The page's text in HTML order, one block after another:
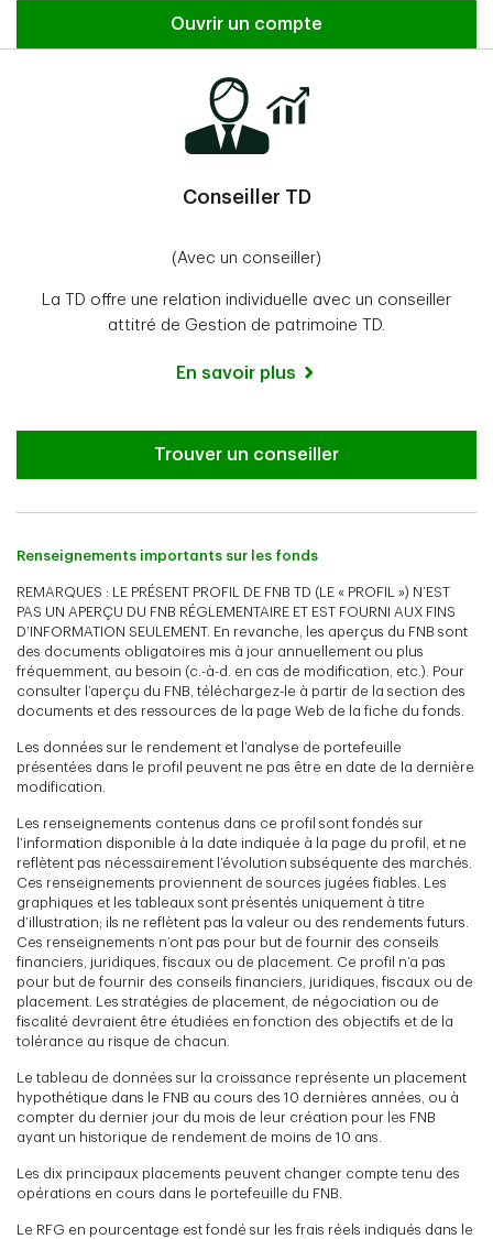
Ouvrir un compte
Conseiller TD
(Avec un conseiller)
La TD offre une relation individuelle avec un conseiller
attitré de Gestion de patrimoine TD.
En savoir plus
Trouver un conseiller
Renseignements importants sur les fonds
REMARQUES : LE PRÉSENT PROFIL DE FNB TD (LE « PROFIL ») N’EST
PAS UN APERÇU DU FNB RÉGLEMENTAIRE ET EST FOURNI AUX FINS
D’INFORMATION SEULEMENT. En revanche, les aperçus du FNB sont
des documents obligatoires mis à jour annuellement ou plus
fréquemment, au besoin (c.-à-d. en cas de modification, etc.). Pour
consulter l’aperçu du FNB, téléchargez-le à partir de la section des
documents et des ressources de la page Web de la fiche du fonds.
Les données sur le rendement et l’analyse de portefeuille
présentées dans le profil peuvent ne pas être en date de la dernière
modification.
Les renseignements contenus dans ce profil sont fondés sur
l’information disponible à la date indiquée à la page du profil, et ne
reflètent pas nécessairement l’évolution subséquente des marchés.
Ces renseignements proviennent de sources jugées fiables. Les
graphiques et les tableaux sont présentés uniquement à titre
d’illustration; ils ne reflètent pas la valeur ou des rendements futurs.
Ces renseignements n’ont pas pour but de fournir des conseils
financiers, juridiques, fiscaux ou de placement. Ce profil n’a pas
pour but de fournir des conseils financiers, juridiques, fiscaux ou de
placement. Les stratégies de placement, de négociation ou de
fiscalité devraient être étudiées en fonction des objectifs et de la
tolérance au risque de chacun.
Le tableau de données sur la croissance représente un placement
hypothétique dans le FNB au cours des 10 dernières années, ou à
compter du dernier jour du mois de leur création pour les FNB
ayant un historique de rendement de moins de 10 ans.
Les dix principaux placements peuvent changer compte tenu des
opérations en cours dans le portefeuille du FNB.
Le RFG en pourcentage est fondé sur les frais réels indiqués dans le